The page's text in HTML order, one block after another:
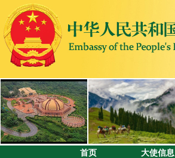
首页 大使信息